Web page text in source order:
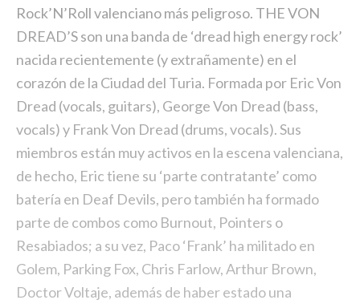
Rock’N’Roll valenciano más peligroso. THE VON
DREAD’S son una banda de ‘dread high energy rock’
nacida recientemente (y extrañamente) en el
corazón de la Ciudad del Turia. Formada por Eric Von
Dread (vocals, guitars), George Von Dread (bass,
vocals) y Frank Von Dread (drums, vocals). Sus
miembros están muy activos en la escena valenciana,
de hecho, Eric tiene su ‘parte contratante’ como
batería en Deaf Devils, pero también ha formado
parte de combos como Burnout, Pointers o
Resabiados; a su vez, Paco ‘Frank’ ha militado en
Golem, Parking Fox, Chris Farlow, Arthur Brown,
Doctor Voltaje, además de haber estado una